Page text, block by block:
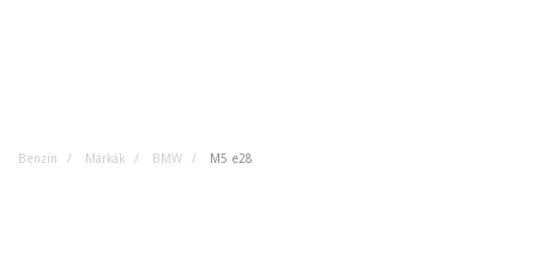
Benzin Márkák BMW M5 e28